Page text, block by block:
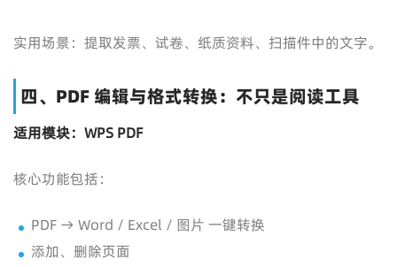
实用场景：提取发票、试卷、纸质资料、扫描件中的文字。
四、PDF 编辑与格式转换：不只是阅读工具
适用模块：WPS PDF
核心功能包括：
PDF → Word / Excel / 图片 一键转换
添加、删除页面